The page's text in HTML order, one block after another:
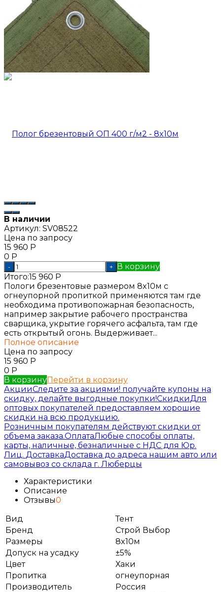
В наличии
Артикул: SV08522
Цена по запросу
15 960 Р
0 Р
- + В корзину
Итого:15 960 Р
Пологи брезентовые размером 8x10м с
огнеупорной пропиткой применяются там где
необходима противопожарная безопасность,
например закрытие рабочего пространства
сварщика, укрытие горячего асфальта, там где
есть открытый огонь. Выдерживает...
Полное описание
Цена по запросу
15 960 Р
0 Р
В корзинуПерейти в корзину
АкцииСледите за акциями! получайте купоны на
скидку, делайте выгодные покупки!СкидкиДля
оптовых покупателей предоставляем хорошие
скидки на всю продукцию.
Розничным покупателям действуют скидки от
объема заказа.ОплатаЛюбые способы оплаты,
карты, наличные, безналичные с НДС для Юр.
Лиц. ДоставкаДоставка до адреса нашим авто или
самовывоз со склада г. Люберцы
Характеристики
Описание
Отзывы0
Вид
Тент
Бренд
Строй Выбор
Размеры
8x10м
Допуск на усадку
±5%
Цвет
Хаки
Пропитка
огнеупорная
Производитель
Россия